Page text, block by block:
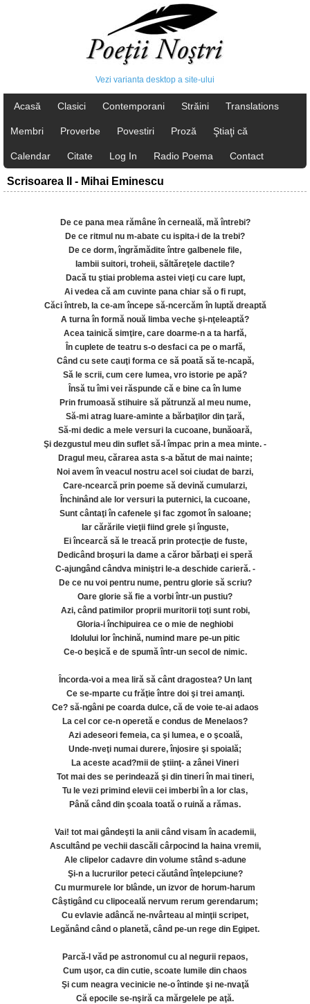
Vezi varianta desktop a site-ului
Acasă Clasici Contemporani Străini Translations
Membri Proverbe Povestiri Proză Ştiaţi că
Calendar Citate Log In Radio Poema Contact
Scrisoarea II - Mihai Eminescu
De ce pana mea rămâne în cerneală, mă întrebi?
De ce ritmul nu m-abate cu ispita-i de la trebi?
De ce dorm, îngrămădite între galbenele file,
Iambii suitori, troheii, săltăreţele dactile?
Dacă tu ştiai problema astei vieţi cu care lupt,
Ai vedea că am cuvinte pana chiar să o fi rupt,
Căci întreb, la ce-am începe să-ncercăm în luptă dreaptă
A turna în formă nouă limba veche şi-nţeleaptă?
Acea tainică simţire, care doarme-n a ta harfă,
În cuplete de teatru s-o desfaci ca pe o marfă,
Când cu sete cauţi forma ce să poată să te-ncapă,
Să le scrii, cum cere lumea, vro istorie pe apă?
Însă tu îmi vei răspunde că e bine ca în lume
Prin frumoasă stihuire să pătrunză al meu nume,
Să-mi atrag luare-aminte a bărbaţilor din ţară,
Să-mi dedic a mele versuri la cucoane, bunăoară,
Şi dezgustul meu din suflet să-l împac prin a mea minte. -
Dragul meu, cărarea asta s-a bătut de mai nainte;
Noi avem în veacul nostru acel soi ciudat de barzi,
Care-ncearcă prin poeme să devină cumularzi,
Închinând ale lor versuri la puternici, la cucoane,
Sunt cântaţi în cafenele şi fac zgomot în saloane;
Iar cărările vieţii fiind grele şi înguste,
Ei încearcă să le treacă prin protecţie de fuste,
Dedicând broşuri la dame a căror bărbaţi ei speră
C-ajungând cândva miniştri le-a deschide carieră. -
De ce nu voi pentru nume, pentru glorie să scriu?
Oare glorie să fie a vorbi într-un pustiu?
Azi, când patimilor proprii muritorii toţi sunt robi,
Gloria-i închipuirea ce o mie de neghiobi
Idolului lor închină, numind mare pe-un pitic
Ce-o beşică e de spumă într-un secol de nimic.
Încorda-voi a mea liră să cânt dragostea? Un lanţ
Ce se-mparte cu frăţie între doi şi trei amanţi.
Ce? să-ngâni pe coarda dulce, că de voie te-ai adaos
La cel cor ce-n operetă e condus de Menelaos?
Azi adeseori femeia, ca şi lumea, e o şcoală,
Unde-nveţi numai durere, înjosire şi spoială;
La aceste acad?mii de ştiinţ- a zânei Vineri
Tot mai des se perindează şi din tineri în mai tineri,
Tu le vezi primind elevii cei imberbi în a lor clas,
Până când din şcoala toată o ruină a rămas.
Vai! tot mai gândeşti la anii când visam în academii,
Ascultând pe vechii dascăli cârpocind la haina vremii,
Ale clipelor cadavre din volume stând s-adune
Şi-n a lucrurilor peteci căutând înţelepciune?
Cu murmurele lor blânde, un izvor de horum-harum
Câştigând cu clipoceală nervum rerum gerendarum;
Cu evlavie adâncă ne-nvârteau al minţii scripet,
Legănând când o planetă, când pe-un rege din Egipet.
Parcă-l văd pe astronomul cu al negurii repaos,
Cum uşor, ca din cutie, scoate lumile din chaos
Şi cum neagra vecinicie ne-o întinde şi ne-nvaţă
Că epocile se-nşiră ca mărgelele pe aţă.